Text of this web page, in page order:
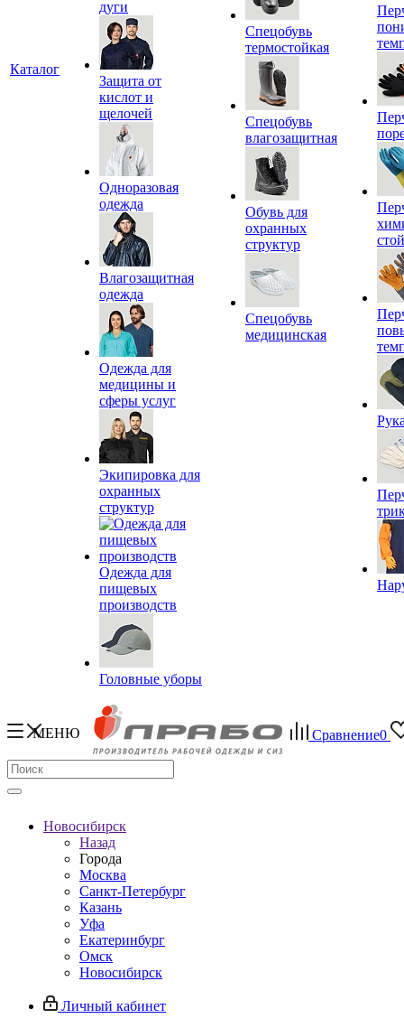
Каталог
дуги
Защита от
кислот и
щелочей
Одноразовая
одежда
Влагозащитная
одежда
Одежда для
медицины и
сферы услуг
Экипировка для
охранных
структур
Одежда для
пищевых
производств
Головные уборы
Спецобувь
термостойкая
Спецобувь
влагозащитная
Обувь для
охранных
структур
Спецобувь
медицинская
МЕНЮ Сравнение0
Новосибирск
Назад
Города
Москва
Санкт-Петербург
Казань
Уфа
Екатеринбург
Омск
Новосибирск
Личный кабинет